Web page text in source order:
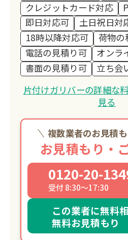
クレジットカード対応
即日対応可
土日祝日対
18時以降対応可
荷物の
電話の見積り可
オンラ
書面の見積り可
立ち会
片付けガリバーの詳細な
見る
複数業者のお見積
お見積もり・
0120-20-
受付 8:30～17:30
この業者に無料
無料お見積もり